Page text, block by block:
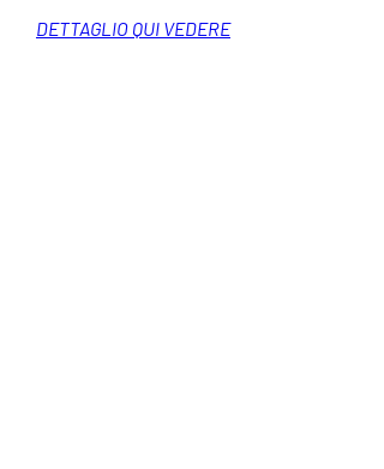
DETTAGLIO QUI VEDERE